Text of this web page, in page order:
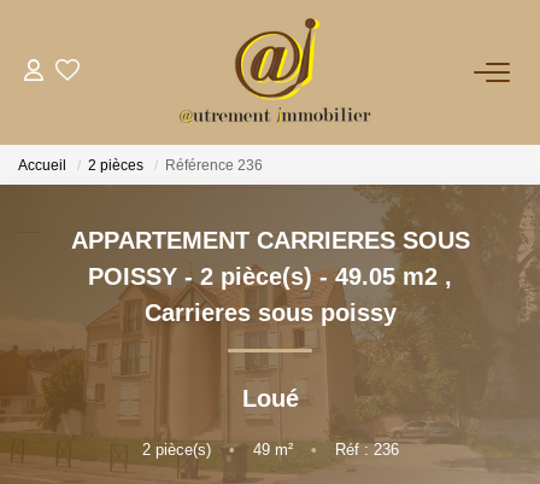
NOTRE AGENCE
LOCATIONS
GESTION
NOS PLUS
Accueil 2 pièces Référence 236
APPARTEMENT CARRIERES SOUS
POISSY - 2 pièce(s) - 49.05 m2 ,
Carrieres sous poissy
Loué
2pièce(s) • 49m² • Réf : 236